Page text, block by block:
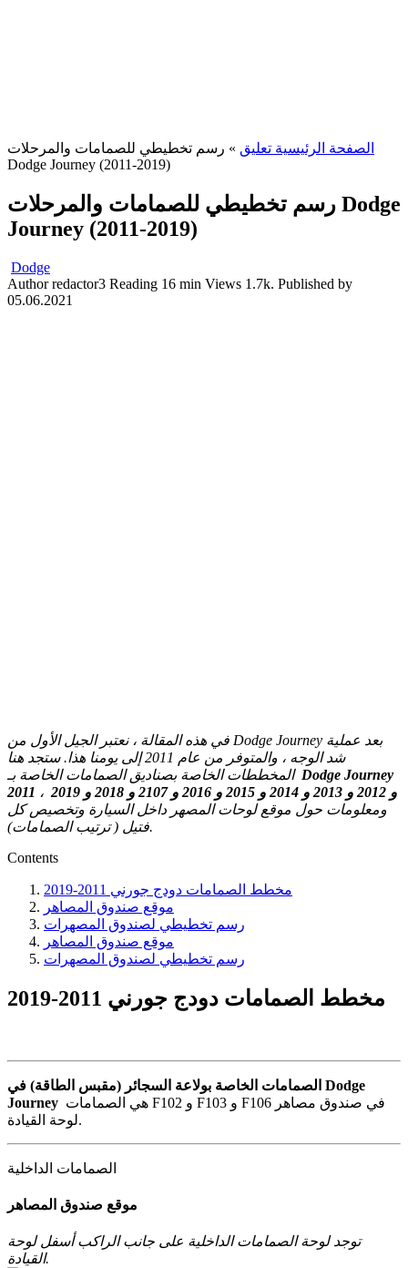
الصفحة الرئيسية تعليق » رسم تخطيطي للصمامات والمرحلات
Dodge Journey (2011-2019)
رسم تخطيطي للصمامات والمرحلات Dodge
Journey (2011-2019)
Dodge
Author redactor3 Reading 16 min Views 1.7k. Published by
05.06.2021
في هذه المقالة ، نعتبر الجيل الأول من Dodge Journey بعد عملية
شد الوجه ، والمتوفر من عام 2011 إلى يومنا هذا.
ستجد هنا
المخططات الخاصة بصناديق الصمامات الخاصة بـ Dodge Journey
2011 و 2012 و 2013 و 2014 و 2015 و 2016 و 2107 و 2018 و 2019
،
ومعلومات حول موقع لوحات المصهر داخل السيارة وتخصيص كل
فتيل ( ترتيب الصمامات).
Contents
مخطط الصمامات دودج جورني 2011-2019
موقع صندوق المصاهر
رسم تخطيطي لصندوق المصهرات
موقع صندوق المصاهر
رسم تخطيطي لصندوق المصهرات
مخطط الصمامات دودج جورني 2011-2019
الصمامات الخاصة بولاعة السجائر (مقبس الطاقة) في Dodge
Journey
لوحة القيادة.
الصمامات الداخلية
موقع صندوق المصاهر
توجد لوحة الصمامات الداخلية على جانب الراكب أسفل لوحة
القيادة.